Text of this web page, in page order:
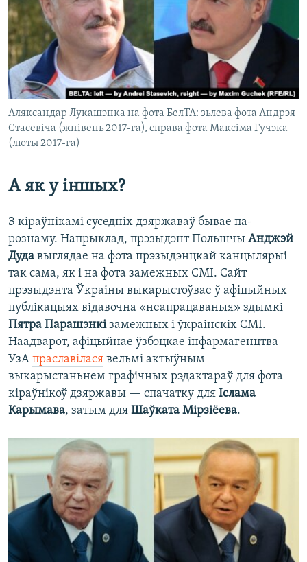
Аляксандар Лукашэнка на фота БелТА: зьлева фота Андрэя
Стасевіча (жнівень 2017-га), справа фота Максіма Гучэка
(люты 2017-га)
А як у іншых?
З кіраўнікамі суседніх дзяржаваў бывае па-
рознаму. Напрыклад, прэзыдэнт Польшчы Анджэй
Дуда выглядае на фота прэзыдэнцкай канцылярыі
так сама, як і на фота замежных СМІ. Сайт
прэзыдэнта Ўкраіны выкарыстоўвае ў афіцыйных
публікацыях відавочна «неапрацаваныя» здымкі
Пятра Парашэнкізамежных і ўкраінскіх СМІ.
Наадварот, афіцыйнае ўзбэцкае інфармагенцтва
УзА праславілася вельмі актыўным
выкарыстаньнем графічных рэдактараў для фота
кіраўнікоў дзяржавы — спачатку для Іслама
Карымава, затым для Шаўката Мірзіёева.